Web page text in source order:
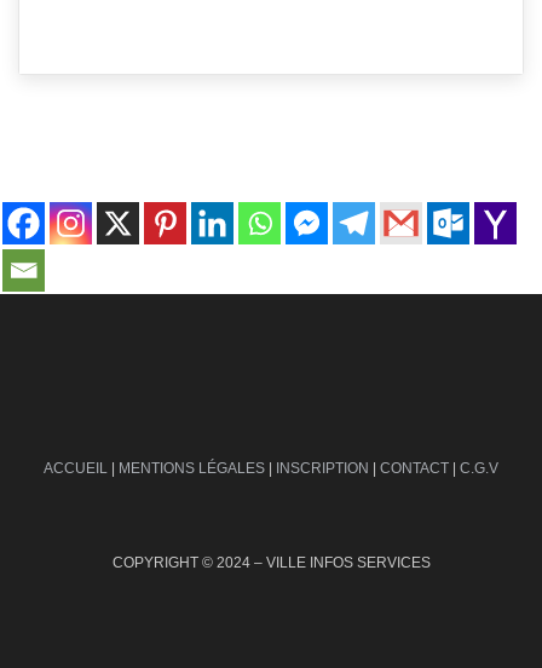
ACCUEIL | MENTIONS LÉGALES | INSCRIPTION | CONTACT | C.G.V
COPYRIGHT © 2024 – VILLE INFOS SERVICES